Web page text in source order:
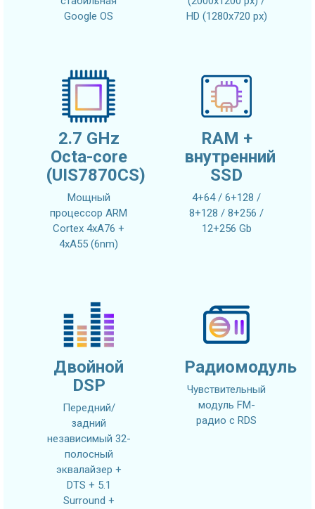
Google OS
HD (1280x720 px)
2.7 GHz
Octa-core
(UIS7870CS)
Мощный
процессор ARM
Cortex 4xA76 +
4xA55 (6nm)
RAM +
внутренний
SSD
4+64 / 6+128 /
8+128 / 8+256 /
12+256 Gb
Двойной
DSP
Передний/
задний
независимый 32-
полосный
эквалайзер +
DTS + 5.1
Surround +
Радиомодуль
Чувствительный
модуль FM-
радио с RDS